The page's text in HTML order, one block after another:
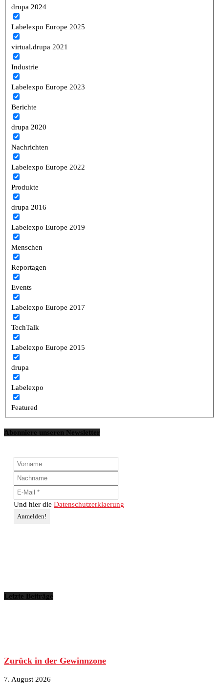
drupa 2024
Labelexpo Europe 2025
virtual.drupa 2021
Industrie
Labelexpo Europe 2023
Berichte
drupa 2020
Nachrichten
Labelexpo Europe 2022
Produkte
drupa 2016
Labelexpo Europe 2019
Menschen
Reportagen
Events
Labelexpo Europe 2017
TechTalk
Labelexpo Europe 2015
drupa
Labelexpo
Featured
Abonniere unseren Newsletter
Und hier die Datenschutzerklaerung
Letzte Beiträge
Zurück in der Gewinnzone
7. August 2026